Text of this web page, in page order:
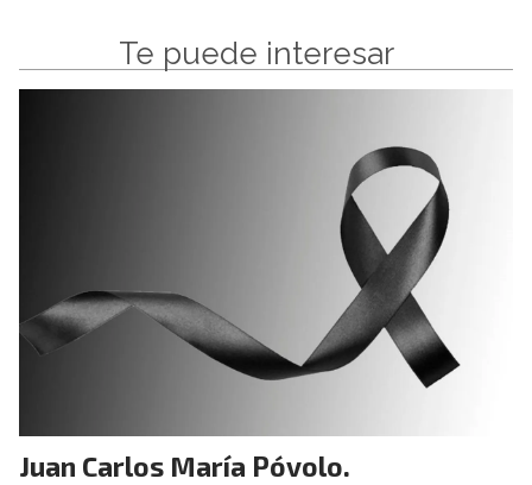
Te puede interesar
Juan Carlos María Póvolo.